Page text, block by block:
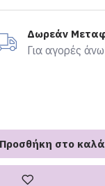
Δωρεάν
Για αγορές
Προσθήκη στο